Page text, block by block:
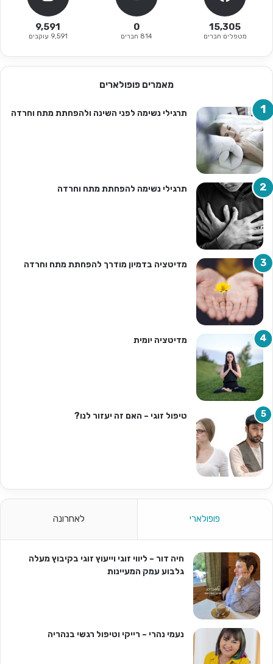
15,305
מטפלים חברים
0
814 חברים
9,591
9,591 עוקבים
מאמרים פופולארים
תרגילי נשימה לפני השינה ולהפחתת מתח וחרדה
תרגילי נשימה להפחתת מתח וחרדה
מדיטציה בדמיון מודרך להפחתת מתח וחרדה
מדיטציה יומית
טיפול זוגי – האם זה יעזור לנו?
פופולארי לאחרונה
חיה דור – ליווי זוגי וייעוץ זוגי בקיבוץ מעלה
גלבוע עמק המעיינות
נעמי נהרי – רייקי וטיפול רגשי בנהריה